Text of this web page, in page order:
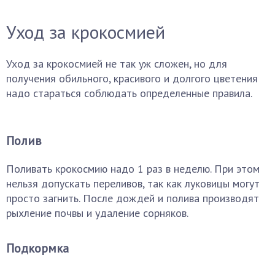
Уход за крокосмией
Уход за крокосмией не так уж сложен, но для
получения обильного, красивого и долгого цветения
надо стараться соблюдать определенные правила.
Полив
Поливать крокосмию надо 1 раз в неделю. При этом
нельзя допускать переливов, так как луковицы могут
просто загнить. После дождей и полива производят
рыхление почвы и удаление сорняков.
Подкормка